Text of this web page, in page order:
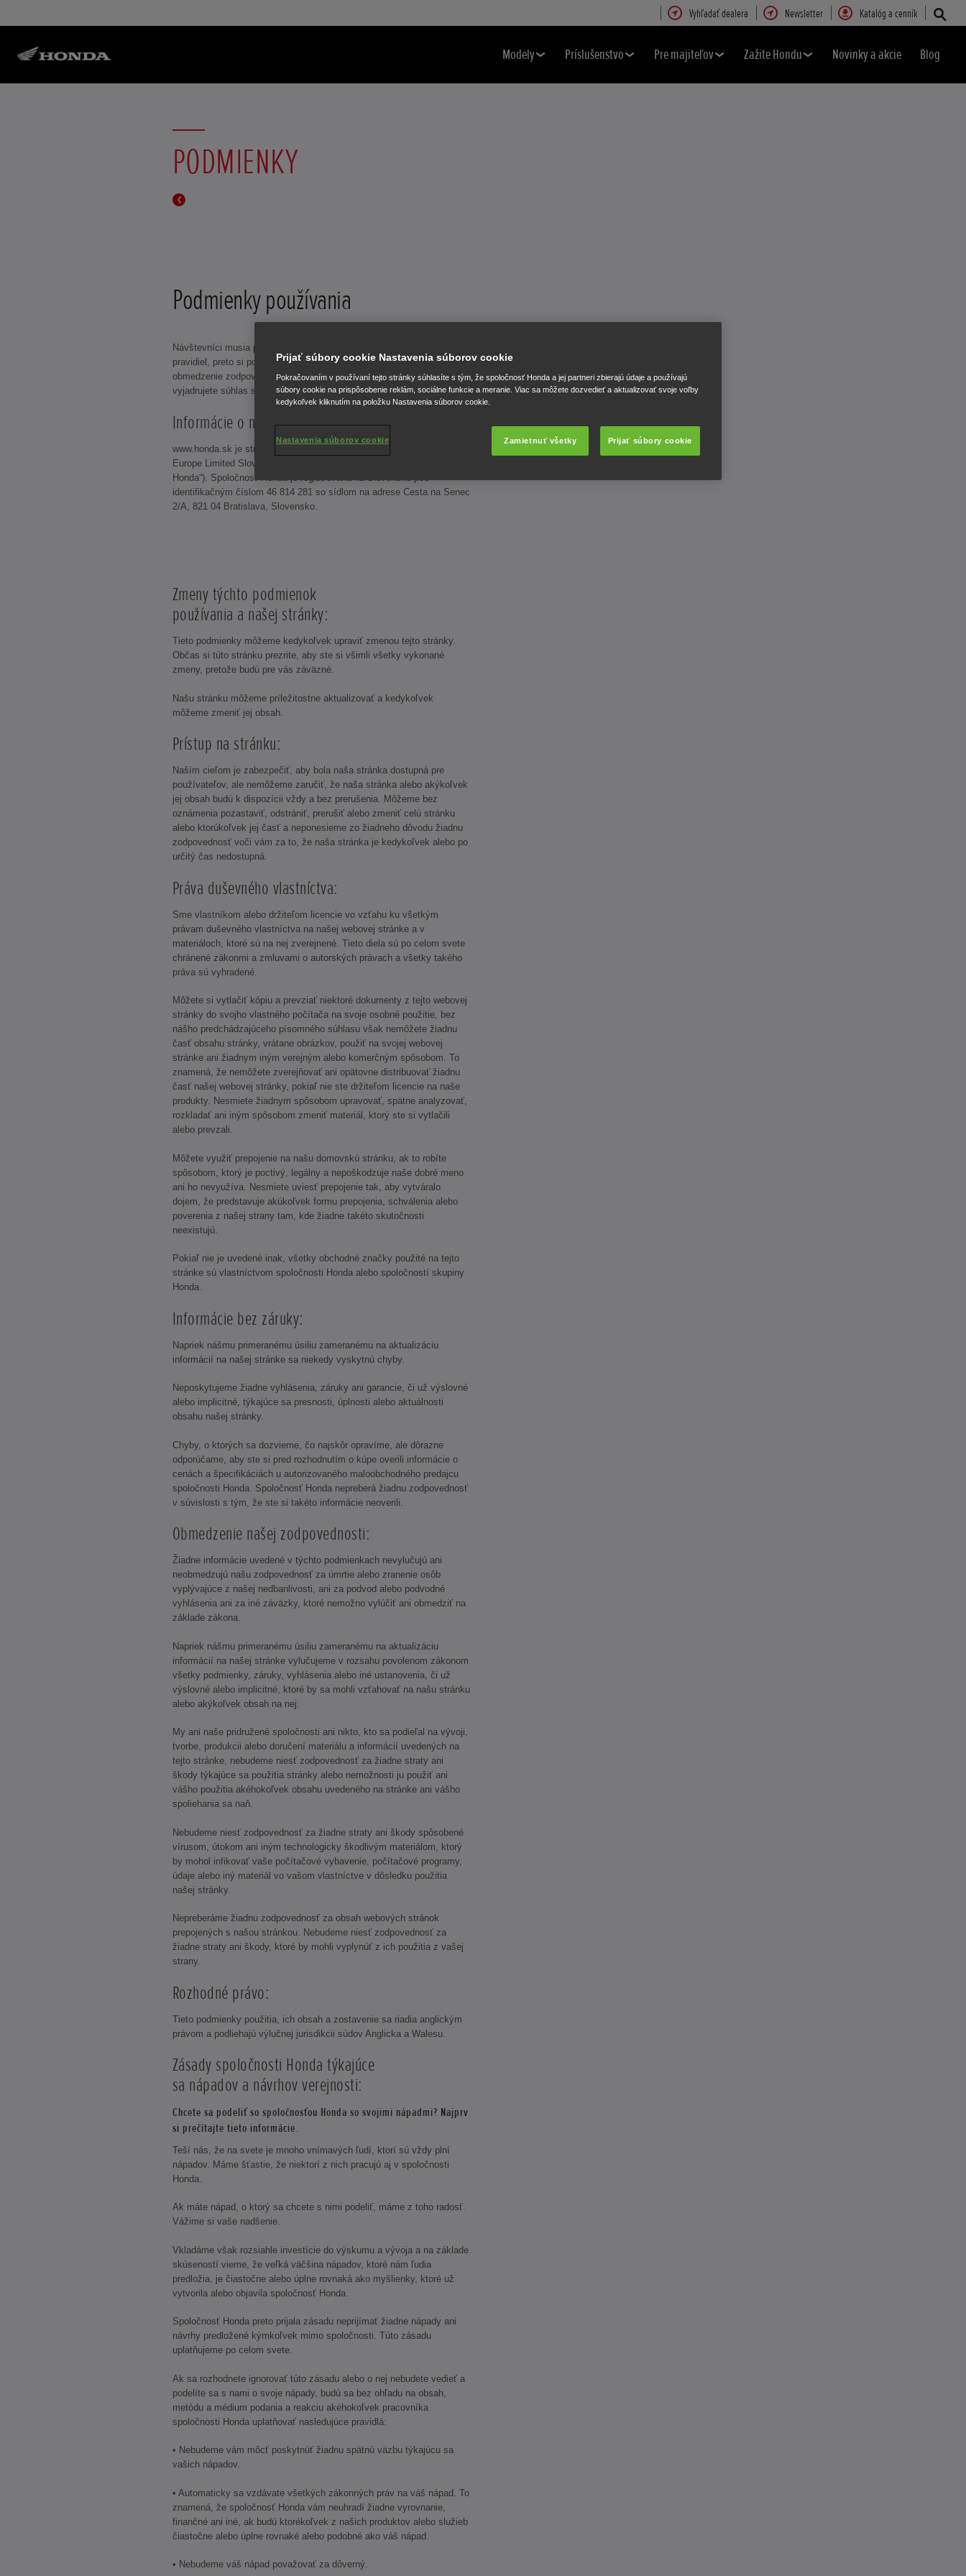
Vyhľadať dealera Newsletter Katalóg a cenník
Modely Príslušenstvo Pre majiteľov Zažite Hondu Novinky a akcie Blog
PODMIENKY
Podmienky používania
Návštevníci musia pri využívaní tejto stránky dodržiavať niekoľko
pravidiel, preto si pozorne prečítajte tieto podmienky, najmä vylúčenie a
obmedzenie zodpovednosti, pretože používaním tejto stránky súčasne
vyjadrujete súhlas s týmito podmienkami.
Informácie o nás:
www.honda.sk je stránka prevádzkovaná spoločnosťou Honda Motor
Europe Limited Slovensko, organizačná zložka („my“ alebo „spoločnosť
Honda“). Spoločnosť Honda je registrovaná na Slovensku pod
identifikačným číslom 46 814 281 so sídlom na adrese Cesta na Senec
2/A, 821 04 Bratislava, Slovensko.
Zmeny týchto podmienok
používania a našej stránky:
Tieto podmienky môžeme kedykoľvek upraviť zmenou tejto stránky.
Občas si túto stránku prezrite, aby ste si všimli všetky vykonané
zmeny, pretože budú pre vás záväzné.
Našu stránku môžeme príležitostne aktualizovať a kedykoľvek
môžeme zmeniť jej obsah.
Prístup na stránku:
Naším cieľom je zabezpečiť, aby bola naša stránka dostupná pre
používateľov, ale nemôžeme zaručiť, že naša stránka alebo akýkoľvek
jej obsah budú k dispozícii vždy a bez prerušenia. Môžeme bez
oznámenia pozastaviť, odstrániť, prerušiť alebo zmeniť celú stránku
alebo ktorúkoľvek jej časť a neponesieme zo žiadneho dôvodu žiadnu
zodpovednosť voči vám za to, že naša stránka je kedykoľvek alebo po
určitý čas nedostupná.
Práva duševného vlastníctva:
Sme vlastníkom alebo držiteľom licencie vo vzťahu ku všetkým
právam duševného vlastníctva na našej webovej stránke a v
materiáloch, ktoré sú na nej zverejnené. Tieto diela sú po celom svete
chránené zákonmi a zmluvami o autorských právach a všetky takého
práva sú vyhradené.
Môžete si vytlačiť kópiu a prevziať niektoré dokumenty z tejto webovej
stránky do svojho vlastného počítača na svoje osobné použitie, bez
nášho predchádzajúceho písomného súhlasu však nemôžete žiadnu
časť obsahu stránky, vrátane obrázkov, použiť na svojej webovej
stránke ani žiadnym iným verejným alebo komerčným spôsobom. To
znamená, že nemôžete zverejňovať ani opätovne distribuovať žiadnu
časť našej webovej stránky, pokiaľ nie ste držiteľom licencie na naše
produkty. Nesmiete žiadnym spôsobom upravovať, spätne analyzovať,
rozkladať ani iným spôsobom zmeniť materiál, ktorý ste si vytlačili
alebo prevzali.
Môžete využiť prepojenie na našu domovskú stránku, ak to robíte
spôsobom, ktorý je poctivý, legálny a nepoškodzuje naše dobré meno
ani ho nevyužíva. Nesmiete uviesť prepojenie tak, aby vytváralo
dojem, že predstavuje akúkoľvek formu prepojenia, schválenia alebo
poverenia z našej strany tam, kde žiadne takéto skutočnosti
neexistujú.
Pokiaľ nie je uvedené inak, všetky obchodné značky použité na tejto
stránke sú vlastníctvom spoločnosti Honda alebo spoločností skupiny
Honda.
Informácie bez záruky:
Napriek nášmu primeranému úsiliu zameranému na aktualizáciu
informácií na našej stránke sa niekedy vyskytnú chyby.
Neposkytujeme žiadne vyhlásenia, záruky ani garancie, či už výslovné
alebo implicitné, týkajúce sa presnosti, úplnosti alebo aktuálnosti
obsahu našej stránky.
Chyby, o ktorých sa dozvieme, čo najskôr opravíme, ale dôrazne
odporúčame, aby ste si pred rozhodnutím o kúpe overili informácie o
cenách a špecifikáciách u autorizovaného maloobchodného predajcu
spoločnosti Honda. Spoločnosť Honda nepreberá žiadnu zodpovednosť
v súvislosti s tým, že ste si takéto informácie neoverili.
Obmedzenie našej zodpovednosti:
Žiadne informácie uvedené v týchto podmienkach nevylučujú ani
neobmedzujú našu zodpovednosť za úmrtie alebo zranenie osôb
vyplývajúce z našej nedbanlivosti, ani za podvod alebo podvodné
vyhlásenia ani za iné záväzky, ktoré nemožno vylúčiť ani obmedziť na
základe zákona.
Napriek nášmu primeranému úsiliu zameranému na aktualizáciu
informácií na našej stránke vylučujeme v rozsahu povolenom zákonom
všetky podmienky, záruky, vyhlásenia alebo iné ustanovenia, či už
výslovné alebo implicitné, ktoré by sa mohli vzťahovať na našu stránku
alebo akýkoľvek obsah na nej.
My ani naše pridružené spoločnosti ani nikto, kto sa podieľal na vývoji,
tvorbe, produkcii alebo doručení materiálu a informácií uvedených na
tejto stránke, nebudeme niesť zodpovednosť za žiadne straty ani
škody týkajúce sa použitia stránky alebo nemožnosti ju použiť ani
vášho použitia akéhokoľvek obsahu uvedeného na stránke ani vášho
spoliehania sa naň.
Nebudeme niesť zodpovednosť za žiadne straty ani škody spôsobené
vírusom, útokom ani iným technologicky škodlivým materiálom, ktorý
by mohol infikovať vaše počítačové vybavenie, počítačové programy,
údaje alebo iný materiál vo vašom vlastníctve v dôsledku použitia
našej stránky.
Nepreberáme žiadnu zodpovednosť za obsah webových stránok
prepojených s našou stránkou. Nebudeme niesť zodpovednosť za
žiadne straty ani škody, ktoré by mohli vyplynúť z ich použitia z vašej
strany.
Rozhodné právo:
Tieto podmienky použitia, ich obsah a zostavenie sa riadia anglickým
právom a podliehajú výlučnej jurisdikcii súdov Anglicka a Walesu.
Zásady spoločnosti Honda týkajúce
sa nápadov a návrhov verejnosti:
Chcete sa podeliť so spoločnosťou Honda so svojimi nápadmi? Najprv
si prečítajte tieto informácie.
Teší nás, že na svete je mnoho vnímavých ľudí, ktorí sú vždy plní
nápadov. Máme šťastie, že niektorí z nich pracujú aj v spoločnosti
Honda.
Ak máte nápad, o ktorý sa chcete s nimi podeliť, máme z toho radosť.
Vážime si vaše nadšenie.
Vkladáme však rozsiahle investície do výskumu a vývoja a na základe
skúseností vieme, že veľká väčšina nápadov, ktoré nám ľudia
predložia, je čiastočne alebo úplne rovnaká ako myšlienky, ktoré už
vytvorila alebo objavila spoločnosť Honda.
Spoločnosť Honda preto prijala zásadu neprijímať žiadne nápady ani
návrhy predložené kýmkoľvek mimo spoločnosti. Túto zásadu
uplatňujeme po celom svete.
Ak sa rozhodnete ignorovať túto zásadu alebo o nej nebudete vedieť a
podelíte sa s nami o svoje nápady, budú sa bez ohľadu na obsah,
metódu a médium podania a reakciu akéhokoľvek pracovníka
spoločnosti Honda uplatňovať nasledujúce pravidlá:
• Nebudeme vám môcť poskytnúť žiadnu spätnú väzbu týkajúcu sa
vašich nápadov.
• Automaticky sa vzdávate všetkých zákonných práv na váš nápad. To
znamená, že spoločnosť Honda vám neuhradí žiadne vyrovnanie,
finančné ani iné, ak budú ktorékoľvek z našich produktov alebo služieb
čiastočne alebo úplne rovnaké alebo podobné ako váš nápad.
• Nebudeme váš nápad považovať za dôverný.
Prijať súbory cookie Nastavenia súborov cookie
Pokračovaním v používaní tejto stránky súhlasíte s tým, že spoločnosť Honda a jej partneri zbierajú údaje a používajú
súbory cookie na prispôsobenie reklám, sociálne funkcie a meranie. Viac sa môžete dozvedieť a aktualizovať svoje voľby
kedykoľvek kliknutím na položku Nastavenia súborov cookie.
Zamietnuť všetky Prijať súbory cookie
Nastavenia súborov cookie